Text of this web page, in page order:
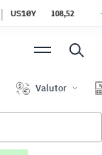
US10Y 108,52
Valutor